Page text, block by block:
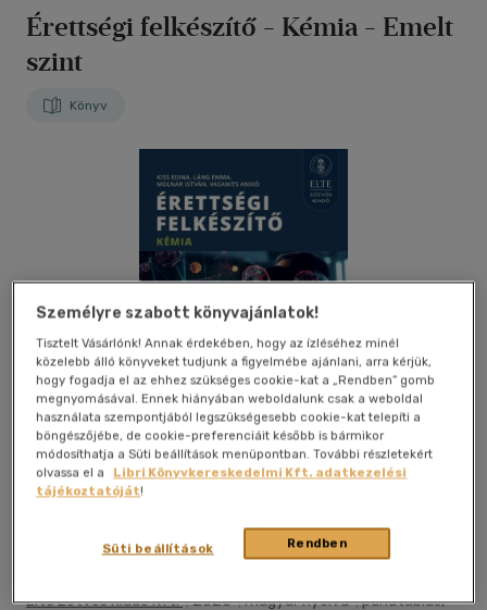
Érettségi felkészítő - Kémia - Emelt
szint
Könyv
Elte Eötvös Kiadó Kft.|2025|magyar nyelvű|puhatáblás,
Személyre szabott könyvajánlatok!
Tisztelt Vásárlónk! Annak érdekében, hogy az ízléséhez minél
közelebb álló könyveket tudjunk a figyelmébe ajánlani, arra kérjük,
hogy fogadja el az ehhez szükséges cookie-kat a „Rendben” gomb
megnyomásával. Ennek hiányában weboldalunk csak a weboldal
használata szempontjából legszükségesebb cookie-kat telepíti a
böngészőjébe, de cookie-preferenciáit később is bármikor
módosíthatja a Süti beállítások menüpontban. További részletekért
olvassa el a
Libri Könyvkereskedelmi Kft. adatkezelési
tájékoztatóját!
Rendben
Süti beállítások